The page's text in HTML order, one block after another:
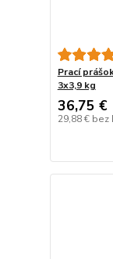
Prací
3x3,9 kg
36,75 €
29,88 € bez